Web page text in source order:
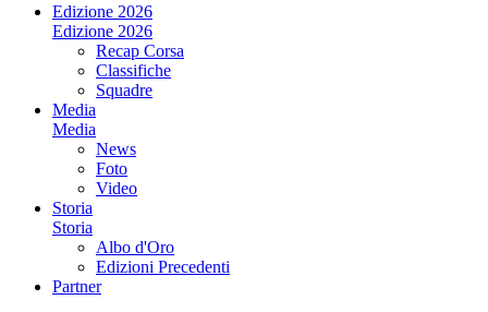
Edizione 2026
Edizione 2026
Recap Corsa
Classifiche
Squadre
Media
Media
News
Foto
Video
Storia
Storia
Albo d'Oro
Edizioni Precedenti
Partner